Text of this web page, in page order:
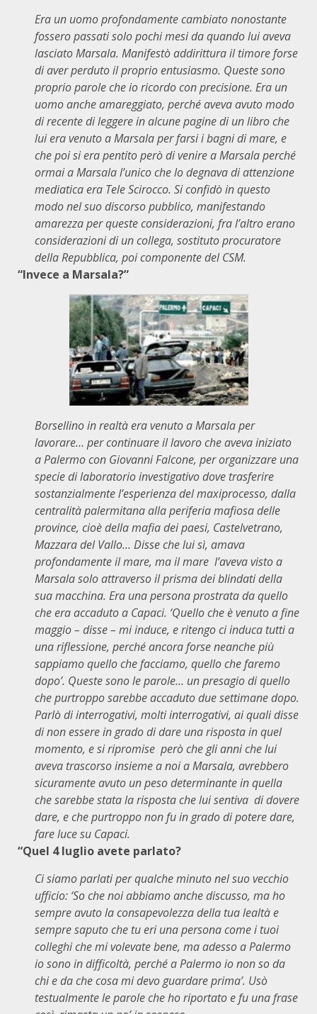
Era un uomo profondamente cambiato nonostante
fossero passati solo pochi mesi da quando lui aveva
lasciato Marsala. Manifestò addirittura il timore forse
di aver perduto il proprio entusiasmo. Queste sono
proprio parole che io ricordo con precisione. Era un
uomo anche amareggiato, perché aveva avuto modo
di recente di leggere in alcune pagine di un libro che
lui era venuto a Marsala per farsi i bagni di mare, e
che poi si era pentito però di venire a Marsala perché
ormai a Marsala l’unico che lo degnava di attenzione
mediatica era Tele Scirocco. Si confidò in questo
modo nel suo discorso pubblico, manifestando
amarezza per queste considerazioni, fra l’altro erano
considerazioni di un collega, sostituto procuratore
della Repubblica, poi componente del CSM.
“Invece a Marsala?”
Borsellino in realtà era venuto a Marsala per
lavorare… per continuare il lavoro che aveva iniziato
a Palermo con Giovanni Falcone, per organizzare una
specie di laboratorio investigativo dove trasferire
sostanzialmente l’esperienza del maxiprocesso, dalla
centralità palermitana alla periferia mafiosa delle
province, cioè della mafia dei paesi, Castelvetrano,
Mazzara del Vallo… Disse che lui sì, amava
profondamente il mare, ma il mare l’aveva visto a
Marsala solo attraverso il prisma dei blindati della
sua macchina. Era una persona prostrata da quello
che era accaduto a Capaci. ‘Quello che è venuto a fine
maggio – disse – mi induce, e ritengo ci induca tutti a
una riflessione, perché ancora forse neanche più
sappiamo quello che facciamo, quello che faremo
dopo’. Queste sono le parole… un presagio di quello
che purtroppo sarebbe accaduto due settimane dopo.
Parlò di interrogativi, molti interrogativi, ai quali disse
di non essere in grado di dare una risposta in quel
momento, e si ripromise però che gli anni che lui
aveva trascorso insieme a noi a Marsala, avrebbero
sicuramente avuto un peso determinante in quella
che sarebbe stata la risposta che lui sentiva di dovere
dare, e che purtroppo non fu in grado di potere dare,
fare luce su Capaci.
“Quel 4 luglio avete parlato?
Ci siamo parlati per qualche minuto nel suo vecchio
ufficio: ‘So che noi abbiamo anche discusso, ma ho
sempre avuto la consapevolezza della tua lealtà e
sempre saputo che tu eri una persona come i tuoi
colleghi che mi volevate bene, ma adesso a Palermo
io sono in difficoltà, perché a Palermo io non so da
chi e da che cosa mi devo guardare prima’. Usò
testualmente le parole che ho riportato e fu una frase